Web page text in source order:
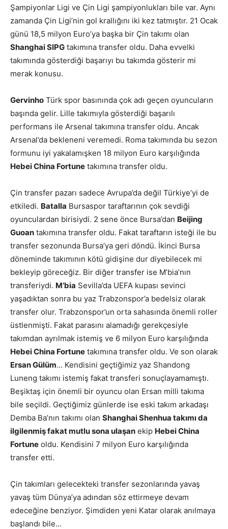
Şampiyonlar Ligi ve Çin Ligi şampiyonlukları bile var. Aynı
zamanda Çin Ligi’nin gol krallığını iki kez tatmıştır. 21 Ocak
günü 18,5 milyon Euro’ya başka bir Çin takımı olan
Shanghai SIPG takımına transfer oldu. Daha evvelki
takımında gösterdiği başarıyı bu takımda gösterir mi
merak konusu.
Gervinho Türk spor basınında çok adı geçen oyuncuların
başında gelir. Lille takımıyla gösterdiği başarılı
performans ile Arsenal takımına transfer oldu. Ancak
Arsenal’da bekleneni veremedi. Roma takımında bu sezon
formunu iyi yakalamışken 18 milyon Euro karşılığında
Hebei China Fortune takımına transfer oldu.
Çin transfer pazarı sadece Avrupa’da değil Türkiye’yi de
etkiledi. Batalla Bursaspor taraftarının çok sevdiği
oyunculardan birisiydi. 2 sene önce Bursa’dan Beijing
Guoan takımına transfer oldu. Fakat taraftarın isteği ile bu
transfer sezonunda Bursa’ya geri döndü. İkinci Bursa
döneminde takımının kötü gidişine dur diyebilecek mi
bekleyip göreceğiz. Bir diğer transfer ise M’bia’nın
transferiydi. M’bia Sevilla’da UEFA kupası sevinci
yaşadıktan sonra bu yaz Trabzonspor’a bedelsiz olarak
transfer olur. Trabzonspor’un orta sahasında önemli roller
üstlenmişti. Fakat parasını alamadığı gerekçesiyle
takımdan ayrılmak istemiş ve 6 milyon Euro karşılığında
Hebei China Fortune takımına transfer oldu. Ve son olarak
Ersan Gülüm… Kendisini geçtiğimiz yaz Shandong
Luneng takımı istemiş fakat transferi sonuçlayamamıştı.
Beşiktaş için önemli bir oyuncu olan Ersan milli takıma
bile seçildi. Geçtiğimiz günlerde ise eski takım arkadaşı
Demba Ba’nın takımı olan Shanghai Shenhua takımı da
ilgilenmiş fakat mutlu sona ulaşan ekip Hebei China
Fortune oldu. Kendisini 7 milyon Euro karşılığında
transfer etti.
Çin takımları gelecekteki transfer sezonlarında yavaş
yavaş tüm Dünya’ya adından söz ettirmeye devam
edeceğine benziyor. Şimdiden yeni Katar olarak anılmaya
başlandı bile…